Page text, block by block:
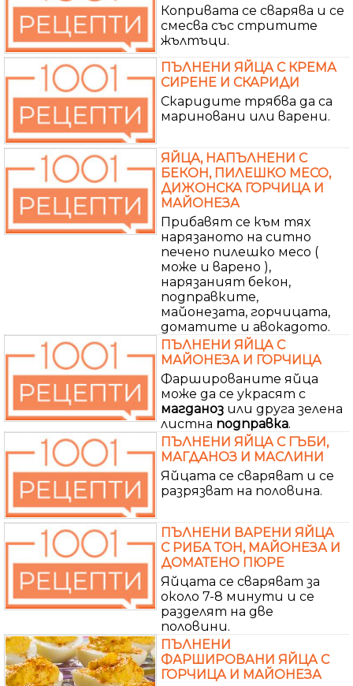
Копривата се сварява и се
смесва със стритите
жълтъци.
ПЪЛНЕНИ ЯЙЦА С КРЕМА
СИРЕНЕ И СКАРИДИ
Скаридите трябва да са
мариновани или варени.
ЯЙЦА, НАПЪЛНЕНИ С
БЕКОН, ПИЛЕШКО МЕСО,
ДИЖОНСКА ГОРЧИЦА И
МАЙОНЕЗА
Прибавят се към тях
нарязаното на ситно
печено пилешко месо (
може и варено ),
нарязаният бекон,
подправките,
майонезата, горчицата,
доматите и авокадото.
ПЪЛНЕНИ ЯЙЦА С
МАЙОНЕЗА И ГОРЧИЦА
Фаршированите яйца
може да се украсят с
магданоз или друга зелена
листна подправка.
ПЪЛНЕНИ ЯЙЦА С ГЪБИ,
МАГДАНОЗ И МАСЛИНИ
Яйцата се сваряват и се
разрязват на половина.
ПЪЛНЕНИ ВАРЕНИ ЯЙЦА
С РИБА ТОН, МАЙОНЕЗА И
ДОМАТЕНО ПЮРЕ
Яйцата се сваряват за
около 7-8 минути и се
разделят на две
половини.
ПЪЛНЕНИ
ФАРШИРОВАНИ ЯЙЦА С
ГОРЧИЦА И МАЙОНЕЗА